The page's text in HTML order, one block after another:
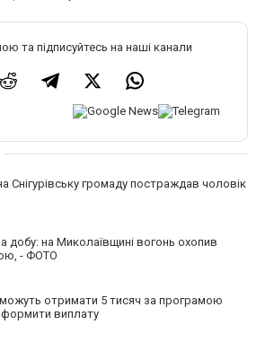
та підписуйтесь на наші канали
Снігурівську громаду постраждав чоловік
добу: на Миколаївщині вогонь охопив
- ФОТО
отримати 5 тисяч за програмою
виплату